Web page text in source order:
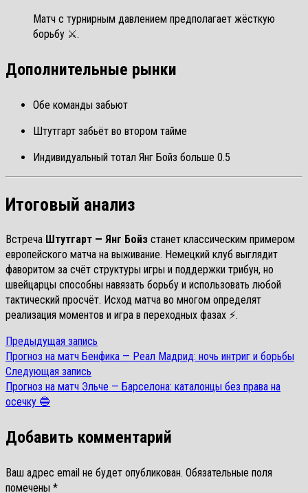
Матч с турнирным давлением предполагает жёсткую
борьбу ⚔️.
Дополнительные рынки
Обе команды забьют
Штутгарт забьёт во втором тайме
Индивидуальный тотал Янг Бойз больше 0.5
Итоговый анализ
Встреча Штутгарт — Янг Бойз станет классическим примером
европейского матча на выживание. Немецкий клуб выглядит
фаворитом за счёт структуры игры и поддержки трибун, но
швейцарцы способны навязать борьбу и использовать любой
тактический просчёт. Исход матча во многом определят
реализация моментов и игра в переходных фазах ⚡.
Навигация
по
записям
Предыдущая запись
запись:
Прогноз на матч Бенфика — Реал Мадрид: ночь интриг и борьбы
Следующая запись
запись:
Прогноз на матч Эльче — Барселона: каталонцы без права на
осечку 🔵
Добавить комментарий
Ваш адрес email не будет опубликован. Обязательные поля
помечены *